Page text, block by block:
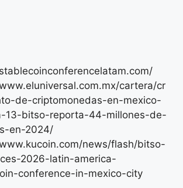
cartera/cr
de-criptomonedas-en-mexico-
13-bitso-reporta-44-millones-de-
en-2024/
news/flash/bitso-
2026-latin-america-
conference-in-mexico-city